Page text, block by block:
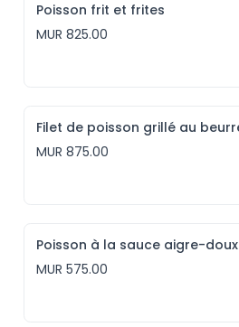
Poisson frit et frites
MUR 825.00
MUR 875.00
Poisson à la sauce aigre-doux
MUR 575.00